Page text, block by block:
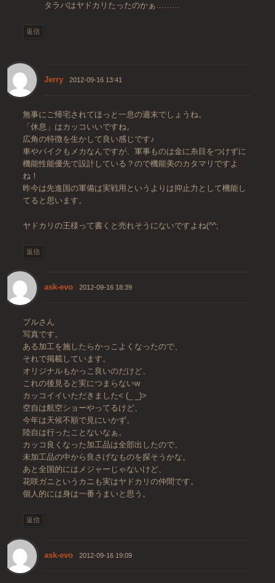
タラバはヤドカリたったのかぁ………
返信
Jerry 2012-09-16 13:41
無事にご帰宅されてほっと一息の週末でしょうね。
「休息」はカッコいいですね。
広角の特徴を生かして良い感じです♪
車やバイクもメカなんですが、軍事ものは金に糸目をつけずに
機能性能優先で設計している？ので機能美のカタマリですよ
ね！
昨今は先進国の軍備は実戦用というよりは抑止力として機能し
てると思います。
ヤドカリの王様って書くと売れそうにないですよね(^^;
返信
ask-evo 2012-09-16 18:39
プルさん
写真です。
ある加工を施したらかっこよくなったので、
それで掲載しています。
オリジナルもかっこ良いのだけど、
これの後見ると実につまらないw
カッコイイいただきました< (_ _)>
空自は航空ショーやってるけど、
今年は天候不順で見にいかず。
陸自は行ったことないなぁ。
カッコ良くなった加工品は全部出したので、
未加工品の中から良さげなものを探そうかな。
あと全国的にはメジャーじゃないけど、
花咲ガニというカニも実はヤドカリの仲間です。
個人的には身は一番うまいと思う。
返信
ask-evo 2012-09-16 19:09